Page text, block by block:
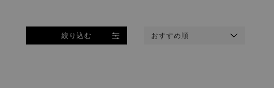
絞り込む おすすめ順